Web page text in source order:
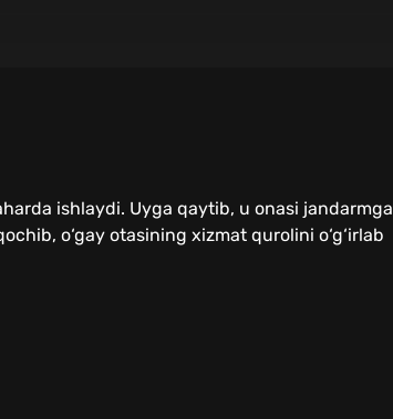
ishlaydi. Uyga qaytib, u onasi jandarmga
o‘gay otasining xizmat qurolini o‘g‘irlab